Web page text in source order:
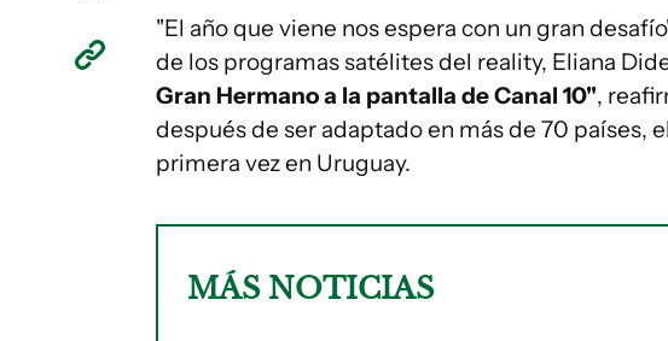
"El año que viene nos espera con un gran
de los programas satélites del reality, Eliana
Gran Hermano a la pantalla de Canal 10",
después de ser adaptado en más de 70 países,
primera vez en Uruguay.
MÁS NOTICIAS